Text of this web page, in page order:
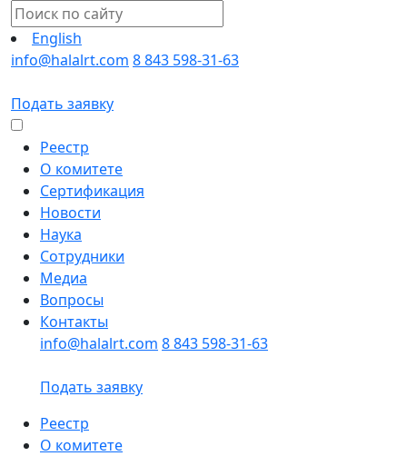
English
info@halalrt.com 8 843 598-31-63
Подать заявку
Реестр
О комитете
Сертификация
Новости
Наука
Сотрудники
Медиа
Вопросы
Контакты
info@halalrt.com 8 843 598-31-63
Подать заявку
Реестр
О комитете